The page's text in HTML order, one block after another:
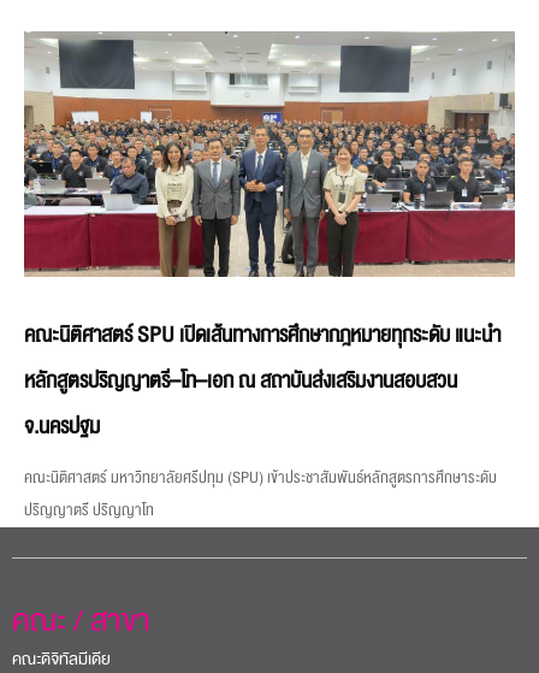
คณะนิติศาสตร์ SPU เปิดเส้นทางการศึกษากฎหมายทุกระดับ แนะนำ
หลักสูตรปริญญาตรี–โท–เอก ณ สถาบันส่งเสริมงานสอบสวน
จ.นครปฐม
คณะนิติศาสตร์ มหาวิทยาลัยศรีปทุม (SPU) เข้าประชาสัมพันธ์หลักสูตรการศึกษาระดับ
ปริญญาตรี ปริญญาโท
คณะ / สาขา
คณะดิจิทัลมีเดีย